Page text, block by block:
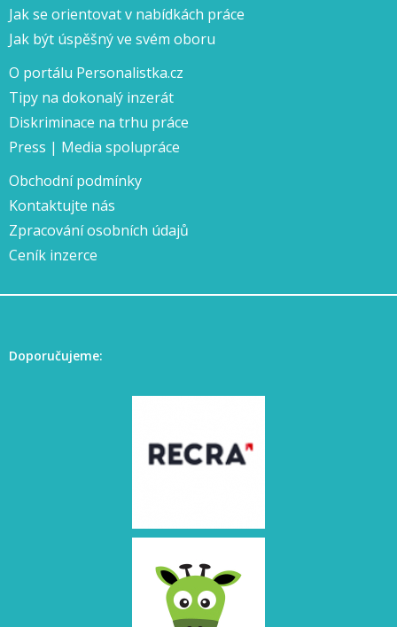
Jak se orientovat v nabídkách práce
Jak být úspěšný ve svém oboru
O portálu Personalistka.cz
Tipy na dokonalý inzerát
Diskriminace na trhu práce
Press | Media spolupráce
Obchodní podmínky
Kontaktujte nás
Zpracování osobních údajů
Ceník inzerce
Doporučujeme: